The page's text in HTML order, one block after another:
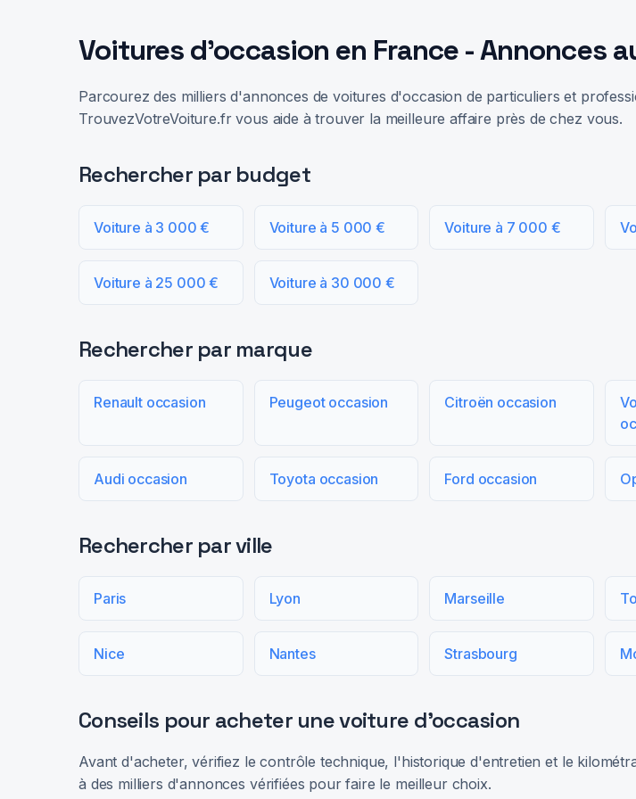
Voitures d'occasion en France - Annonces
Parcourez des milliers d'annonces de voitures d'occasion de particuliers et
TrouvezVotreVoiture.fr vous aide à trouver la meilleure affaire près de chez vous.
Rechercher par budget
Voiture à 3 000 € Voiture à 5 000 € Voiture à 7 000 €
Voiture à 25 000 € Voiture à 30 000 €
Rechercher par marque
Renault occasion Peugeot occasion Citroën occasion
Audi occasion Toyota occasion Ford occasion
Rechercher par ville
Paris Lyon Marseille
Nice Nantes Strasbourg
Conseils pour acheter une voiture d'occasion
Avant d'acheter, vérifiez le contrôle technique, l'historique d'entretien et le
à des milliers d'annonces vérifiées pour faire le meilleur choix.